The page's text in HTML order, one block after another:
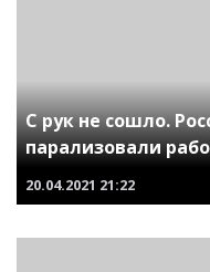
C рук не сошло.
парализовали
20.04.2021 21:22